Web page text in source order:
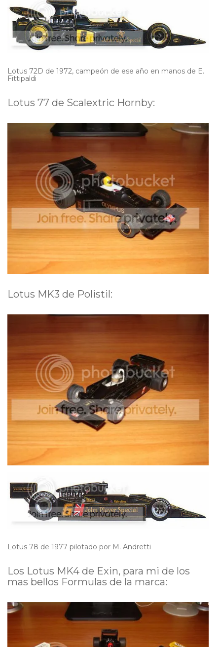
Lotus 72D de 1972, campeón de ese año en manos de E.
Fittipaldi
Lotus 77 de Scalextric Hornby:
Lotus MK3 de Polistil:
Lotus 78 de 1977 pilotado por M. Andretti
Los Lotus MK4 de Exin, para mi de los
mas bellos Formulas de la marca: